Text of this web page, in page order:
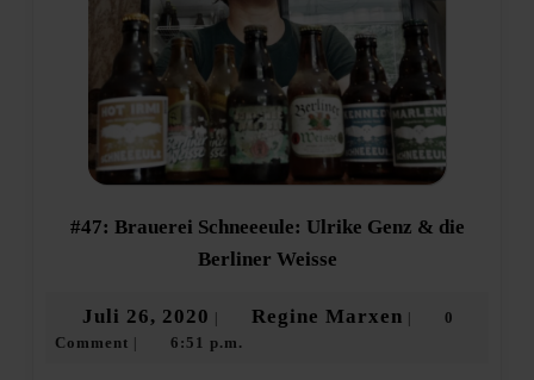
#47: Brauerei Schneeeule: Ulrike Genz & die
Berliner Weisse
Ulrike
Juli 26, 2020 Juli
26,
| Regine Marxen Regine
|
0
Comment | 6:51 p.m.